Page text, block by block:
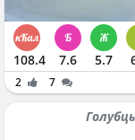
108.4 7.6 5.7
2 7